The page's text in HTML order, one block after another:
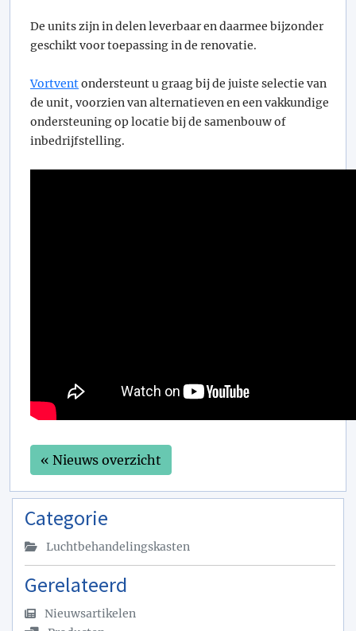
De units zijn in delen leverbaar en daarmee bijzonder
geschikt voor toepassing in de renovatie.
Vortventondersteunt u graag bij de juiste selectie van
de unit, voorzien van alternatieven en een vakkundige
ondersteuning op locatie bij de samenbouw of
inbedrijfstelling.
« Nieuws overzicht
Categorie
Luchtbehandelingskasten
Gerelateerd
Nieuwsartikelen